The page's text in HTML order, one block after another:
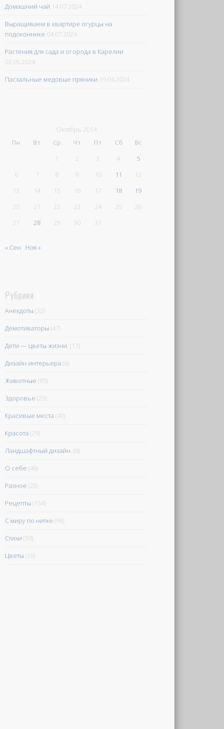
Домашний чай 14.07.2024
Выращиваем в квартире огурцы на
подоконнике 04.07.2024
Растения для сада и огорода в Карелии
03.05.2024
Пасхальные медовые пряники 19.04.2024
Октябрь 2014
Пн
Вт Ср Чт Пт Сб
Вс
1
2 3 4
5
6
7 8 9 10 11
12
13
14 15 16 17 18
19
20
21 22 23 24 25
26
27
28 29 30 31
« Сен Ноя »
Рубрики
Анекдоты (32)
Демотиваторы (47)
Дети — цветы жизни. (17)
Дизайн интерьера (6)
Животные (95)
Здоровье (23)
Красивые места (40)
Красота (29)
Ландшафтный дизайн. (8)
О себе (46)
Разное (23)
Рецепты (154)
С миру по нитке (98)
Стихи (39)
Цветы (26)